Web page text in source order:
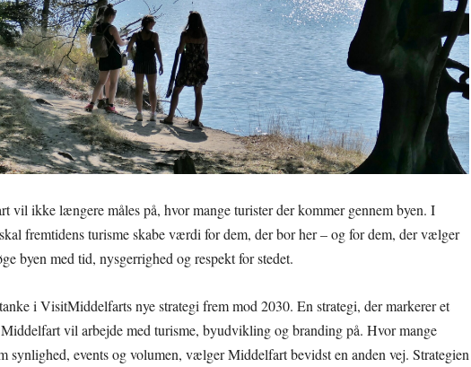
vil ikke længere måles på, hvor mange turister der kommer gennem byen. I
fremtidens turisme skabe værdi for dem, der bor her – og for dem, der vælger
byen med tid, nysgerrighed og respekt for stedet.
i VisitMiddelfarts nye strategi frem mod 2030. En strategi, der markerer et
vil arbejde med turisme, byudvikling og branding på. Hvor mange
synlighed, events og volumen, vælger Middelfart bevidst en anden vej. Strategien